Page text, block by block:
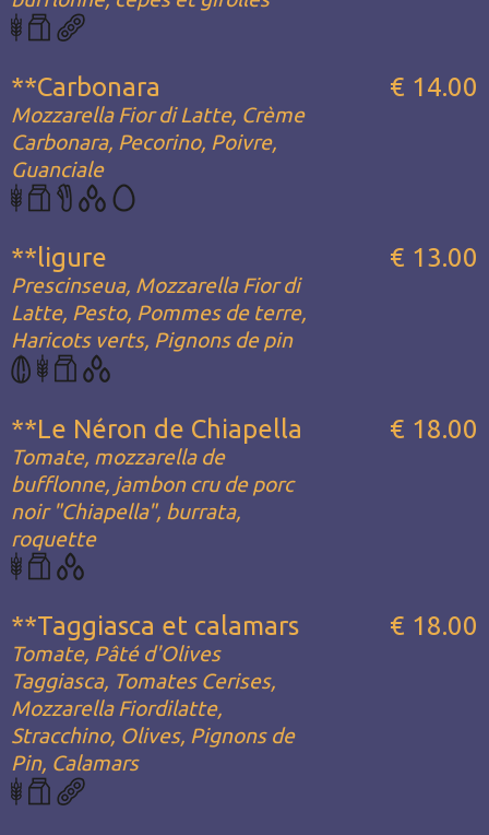
**Carbonara
Mozzarella Fior di Latte, Crème
Carbonara, Pecorino, Poivre,
Guanciale
€ 14.00
**ligure
Prescinseua, Mozzarella Fior di
Latte, Pesto, Pommes de terre,
Haricots verts, Pignons de pin
€ 13.00
**Le Néron de Chiapella
Tomate, mozzarella de
bufflonne, jambon cru de porc
noir "Chiapella", burrata,
roquette
€ 18.00
**Taggiasca et calamars
Tomate, Pâté d'Olives
Taggiasca, Tomates Cerises,
Mozzarella Fiordilatte,
Stracchino, Olives, Pignons de
Pin, Calamars
€ 18.00